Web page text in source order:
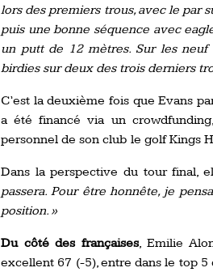
lors des premiers trous, avec le par
puis une bonne séquence avec
un putt de 12 mètres. Sur les
birdies sur deux des trois derniers
C’est la deuxième fois que Evans
a été financé via un
personnel de son club le golf Kings
Dans la perspective du tour final,
passera. Pour être honnête, je
position. »
Du côté des françaises, Emilie
excellent 67 (-5), entre dans le top